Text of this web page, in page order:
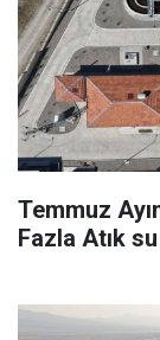
Temmuz
Fazla Atık su